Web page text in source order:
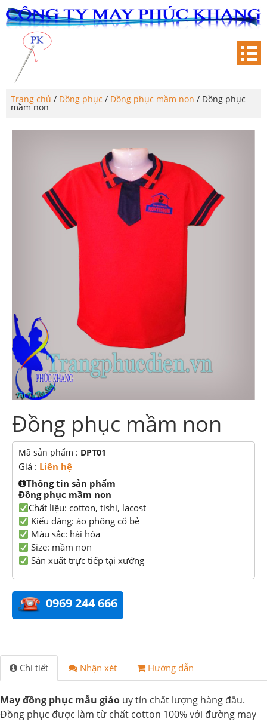
Trang chủ / Đồng phục / Đồng phục mầm non / Đồng phục
mầm non
Đồng phục mầm non
Mã sản phẩm : DPT01
Giá : Liên hệ
Thông tin sản phẩm
Đồng phục mầm non
Chất liệu: cotton, tishi, lacost
Kiểu dáng: áo phông cổ bẻ
Màu sắc: hài hòa
Size: mầm non
Sản xuất trực tiếp tại xưởng
0969 244 666
Chi tiết Nhận xét Hướng dẫn
May đồng phục mẫu giáo uy tín chất lượng hàng đầu.
Đồng phục được làm từ chất cotton 100% với đường may